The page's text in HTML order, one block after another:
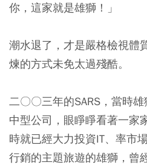
你，這家就是雄獅！」
潮水退了，才是嚴格檢視體
煉的方式未免太過殘酷。
二〇〇三年的SARS，當時
中型公司，眼睜睜看著一家
時就已經大力投資IT、率市
行銷的主題旅遊的雄獅，曾